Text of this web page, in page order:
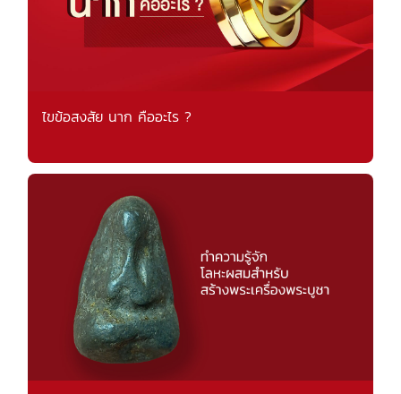
ไขข้อสงสัย นาก คืออะไร ?